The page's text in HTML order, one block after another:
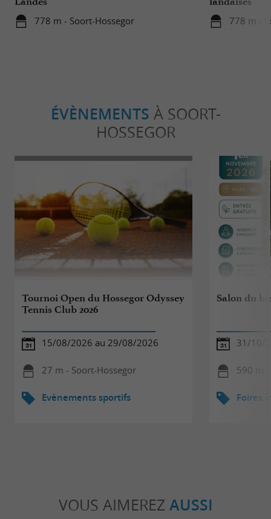
778 m - Soort-Hossegor 778 m -
ÉVÈNEMENTS À SOORT-
HOSSEGOR
Tournoi Open du Hossegor Odyssey
Tennis Club 2026
15/08/2026 au 29/08/2026
27 m - Soort-Hossegor
Evènements sportifs
Salon du
31/10/
590 m
Foires
VOUS AIMEREZ AUSSI